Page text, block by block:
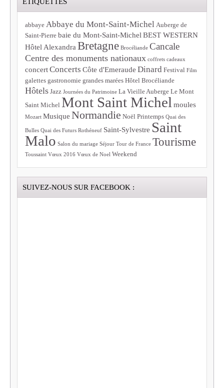
ÉTIQUETTES
abbaye Abbaye du Mont-Saint-Michel Auberge de
Saint-Pierre baie du Mont-Saint-Michel BEST WESTERN
Hôtel Alexandra Bretagne Brocéliande Cancale
Centre des monuments nationaux coffrets cadeaux
concertConcerts Côte d'Emeraude Dinard Festival Film
galettes gastronomie grandes marées Hôtel Brocéliande
Hôtels Jazz Journées du Patrimoine La Vieille Auberge Le Mont
Saint Michel Mont Saint Michel moules
Mozart Musique Normandie Noël Printemps Quai des
Bulles Quai des Futurs Rothéneuf Saint-Sylvestre Saint
Malo Salon du mariage Séjour Tour de France Tourisme
Toussaint Vœux 2016 Vœux de Noel Weekend
SUIVEZ-NOUS SUR FACEBOOK :